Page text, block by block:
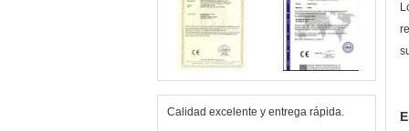
Calidad excelente y entrega rápida.